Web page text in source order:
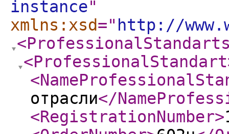
instance"
xmlns:xsd=" http://
<ProfessionalStandart
отрасли</
<RegistrationNumber>